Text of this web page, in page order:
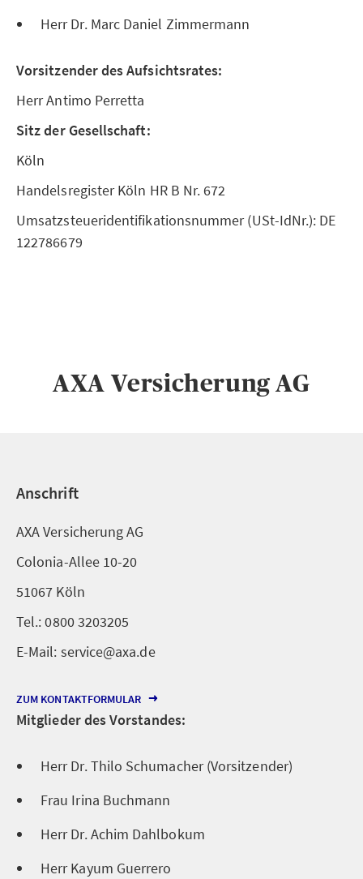
Herr Dr. Marc Daniel Zimmermann
Vorsitzender des Aufsichtsrates:
Herr Antimo Perretta
Sitz der Gesellschaft:
Köln
Handelsregister Köln HR B Nr. 672
Umsatzsteueridentifikationsnummer (USt-IdNr.): DE
122786679
AXA Versicherung AG
Anschrift
AXA Versicherung AG
Colonia-Allee 10-20
51067 Köln
Tel.: 0800 3203205
E-Mail: service@axa.de
ZUM KONTAKTFORMULAR
Mitglieder des Vorstandes:
Herr Dr. Thilo Schumacher (Vorsitzender)
Frau Irina Buchmann
Herr Dr. Achim Dahlbokum
Herr Kayum Guerrero